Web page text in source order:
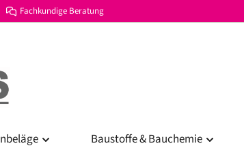
Fachkundige Beratung
Baustoffe & Bauchemie